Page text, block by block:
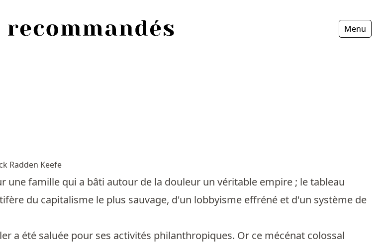
Menu
Radden Keefe
une famille qui a bâti autour de la douleur un véritable empire ; le tableau
du capitalisme le plus sauvage, d'un lobbyisme effréné et d'un système de
a été saluée pour ses activités philanthropiques. Or ce mécénat colossal